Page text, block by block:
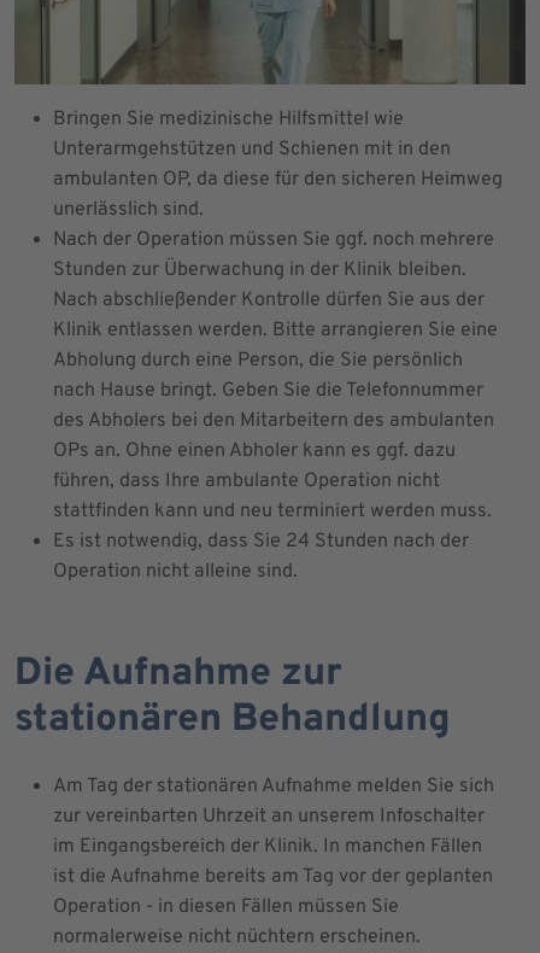
Bringen Sie medizinische Hilfsmittel wie
Unterarmgehstützen und Schienen mit in den
ambulanten OP, da diese für den sicheren Heimweg
unerlässlich sind.
Nach der Operation müssen Sie ggf. noch mehrere
Stunden zur Überwachung in der Klinik bleiben.
Nach abschließender Kontrolle dürfen Sie aus der
Klinik entlassen werden. Bitte arrangieren Sie eine
Abholung durch eine Person, die Sie persönlich
nach Hause bringt. Geben Sie die Telefonnummer
des Abholers bei den Mitarbeitern des ambulanten
OPs an. Ohne einen Abholer kann es ggf. dazu
führen, dass Ihre ambulante Operation nicht
stattfinden kann und neu terminiert werden muss.
Es ist notwendig, dass Sie 24 Stunden nach der
Operation nicht alleine sind.
Die Aufnahme zur
stationären Behandlung
Am Tag der stationären Aufnahme melden Sie sich
zur vereinbarten Uhrzeit an unserem Infoschalter
im Eingangsbereich der Klinik. In manchen Fällen
ist die Aufnahme bereits am Tag vor der geplanten
Operation - in diesen Fällen müssen Sie
normalerweise nicht nüchtern erscheinen.